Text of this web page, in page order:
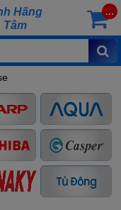
Hãng
Tâm
...